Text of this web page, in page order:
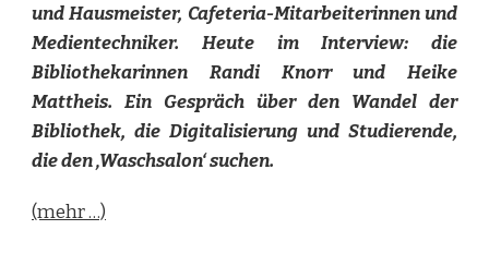
und Hausmeister, Cafeteria-Mitarbeiterinnen und
Medientechniker. Heute im Interview: die
Bibliothekarinnen Randi Knorr und Heike
Mattheis. Ein Gespräch über den Wandel der
Bibliothek, die Digitalisierung und Studierende,
die den ‚Waschsalon‘ suchen.
(mehr …)